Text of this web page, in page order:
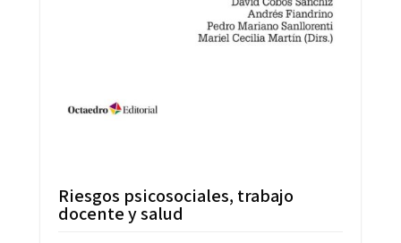
Riesgos psicosociales, trabajo
docente y salud